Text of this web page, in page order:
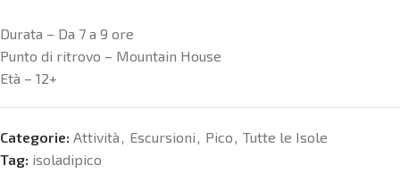
Durata – Da 7 a 9 ore
Punto di ritrovo – Mountain House
Età – 12+
Categorie: Attività, Escursioni, Pico, Tutte le Isole
Tag: isoladipico